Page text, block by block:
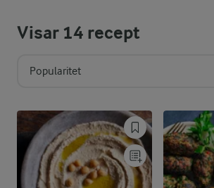
Visar14 recept
Popularitet